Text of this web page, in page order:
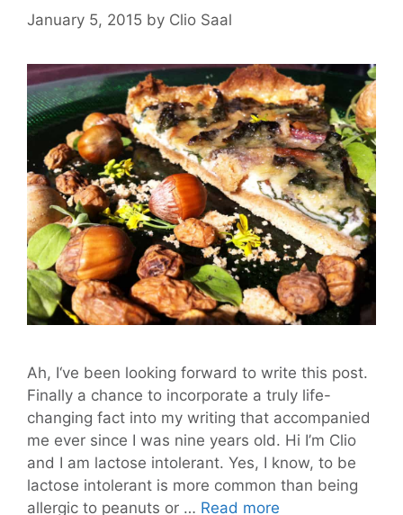
January 5, 2015 by Clio Saal
Ah, I‘ve been looking forward to write this post.
Finally a chance to incorporate a truly life-
changing fact into my writing that accompanied
me ever since I was nine years old. Hi I’m Clio
and I am lactose intolerant. Yes, I know, to be
lactose intolerant is more common than being
allergic to peanuts or … Read more